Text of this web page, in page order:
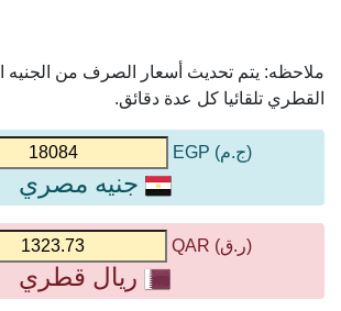
ملاحظه: يتم تحديث أسعار الصرف من الجنيه
القطري تلقائيا كل عدة دقائق.
(ج.م) EGP
جنيه مصري
(ر.ق) QAR
ريال قطري